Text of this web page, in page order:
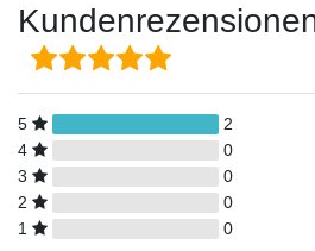
5
2
4
0
3
0
2
0
1
0